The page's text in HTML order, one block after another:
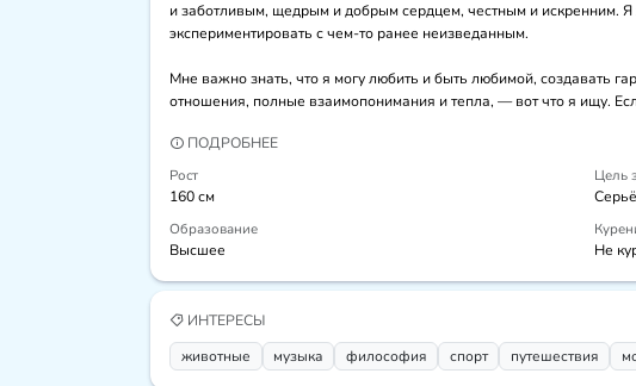
и заботливым, щедрым и добрым сердцем, честным и искренним. Я
экспериментировать с чем-то ранее неизведанным.
Мне важно знать, что я могу любить и быть любимой, создавать
отношения, полные взаимопонимания и тепла, — вот что я ищу.
ПОДРОБНЕЕ
Рост
160 см
Цель
Образование
Высшее
Не
ИНТЕРЕСЫ
животные
музыка философия спорт путешествия